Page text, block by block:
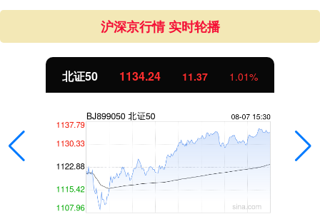
沪深京行情 实时轮播
北证50 1134.24 11.37 1.01%